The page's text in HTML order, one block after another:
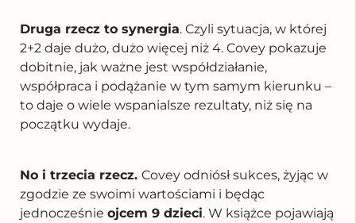
Druga rzecz to synergia. Czyli sytuacja, w której
2+2 daje dużo, dużo więcej niż 4. Covey pokazuje
dobitnie, jak ważne jest współdziałanie,
współpraca i podążanie w tym samym kierunku –
to daje o wiele wspanialsze rezultaty, niż się na
początku wydaje.
No i trzecia rzecz. Covey odniósł sukces, żyjąc w
zgodzie ze swoimi wartościami i będąc
jednocześnie ojcem 9 dzieci. W książce pojawiają